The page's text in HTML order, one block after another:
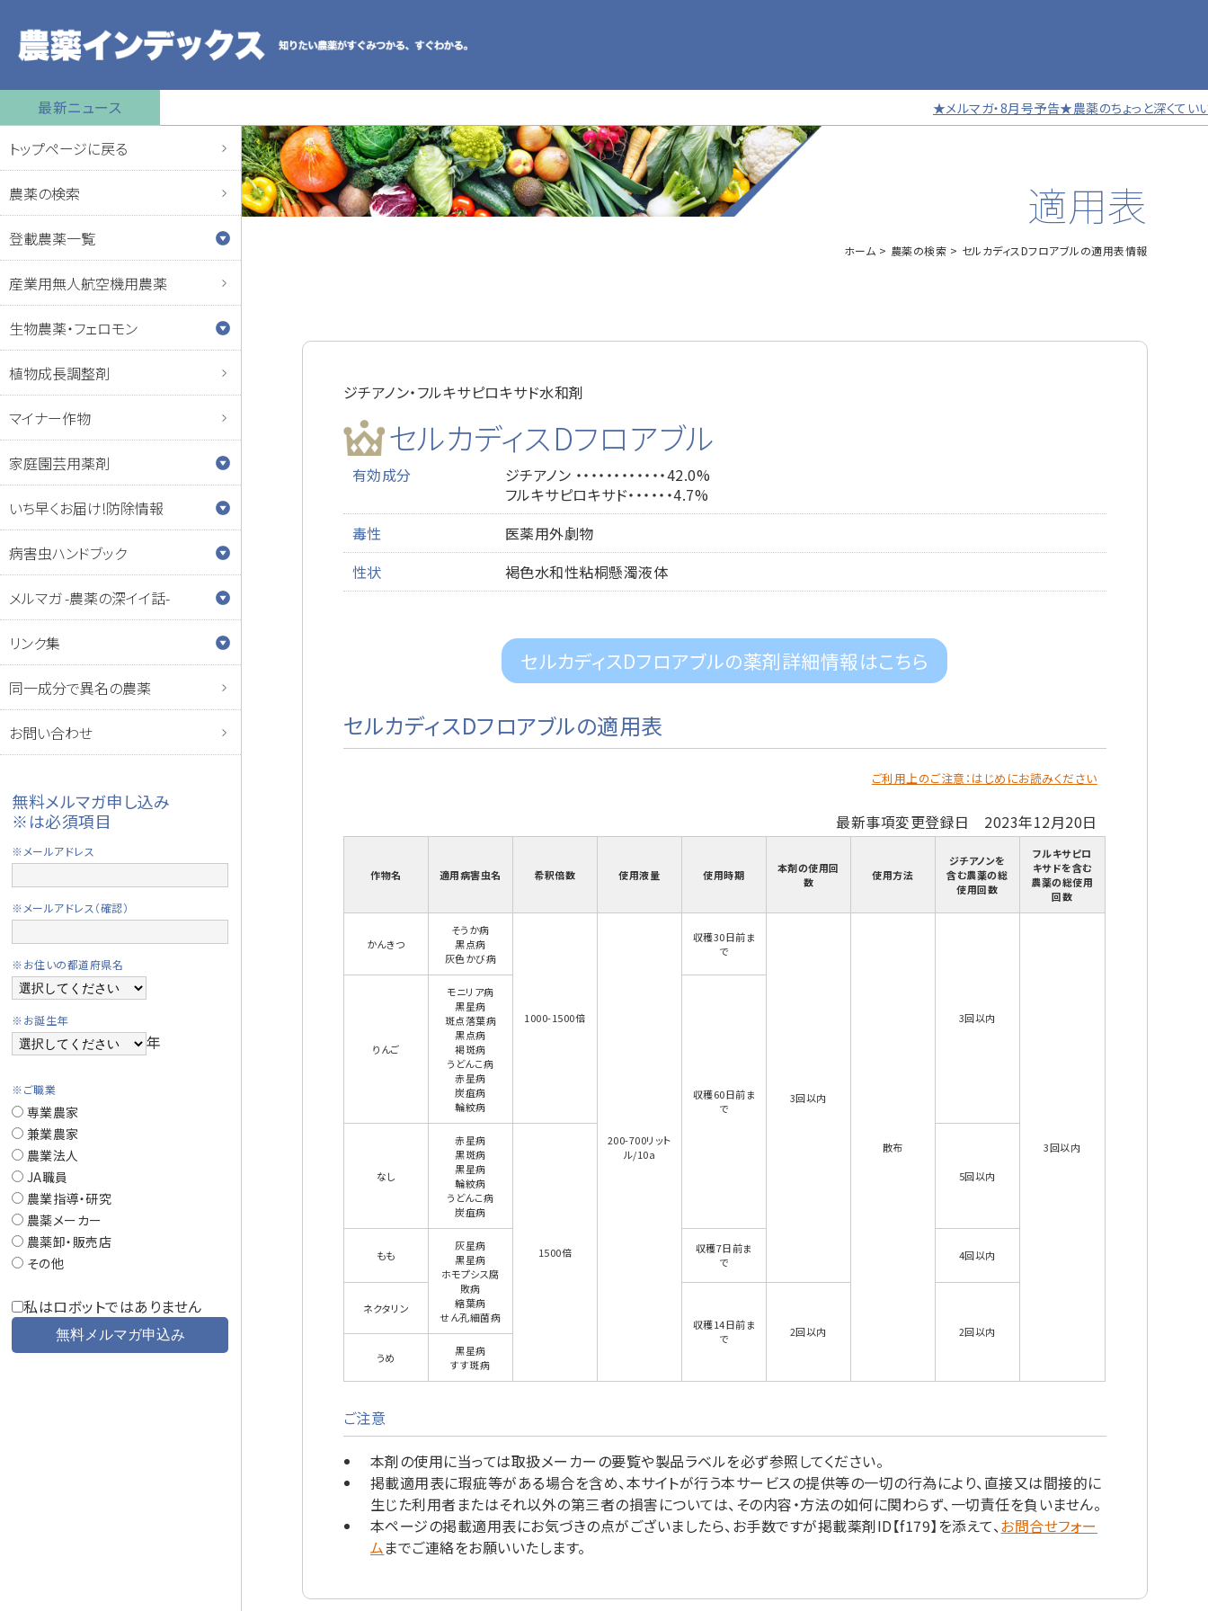
最新ニュース ★メルマガ・8月号予告★農薬のちょっと深くてい
トップページに戻る
農薬の検索
登載農薬一覧
産業用無人航空機用農薬
生物農薬・フェロモン
植物成長調整剤
マイナー作物
家庭園芸用薬剤
いち早くお届け!防除情報
病害虫ハンドブック
メルマガ -農薬の深イイ話-
リンク集
同一成分で異名の農薬
お問い合わせ
無料メルマガ申し込み
※は必須項目
※メールアドレス
※メールアドレス（確認）
※お住いの都道府県名
※お誕生年
年
※ご職業
専業農家
兼業農家
農業法人
JA職員
農業指導・研究
農薬メーカー
農薬卸・販売店
その他
私はロボットではありません
適用表
ホーム 農薬の検索 セルカディスDフロアブルの適用表情報
ジチアノン・フルキサピロキサド水和剤
セルカディスDフロアブル
有効成分
ジチアノン ・・・・・・・・・・・・42.0%
フルキサピロキサド・・・・・・4.7%
毒性
医薬用外劇物
性状
褐色水和性粘桐懸濁液体
セルカディスDフロアブルの薬剤詳細情報はこちら
セルカディスDフロアブルの適用表
ご利用上のご注意：はじめにお読みください
最新事項変更登録日 2023年12月20日
作物名 適用病害虫名 希釈倍数 使用液量 使用時期
本剤の使用回
数
使用方法
ジチアノンを
含む農薬の総
使用回数
フルキサピロ
キサドを含む
農薬の総使用
回数
かんきつ
そうか病
黒点病
灰色かび病
1000-1500倍
200-700リット
ル/10a
収穫30日前ま
で
3回以内
散布
3回以内
3回以内
りんご
モニリア病
黒星病
斑点落葉病
黒点病
褐斑病
うどんこ病
赤星病
炭疽病
輪紋病
収穫60日前ま
で
なし
赤星病
黒斑病
黒星病
輪紋病
うどんこ病
炭疽病
1500倍
5回以内
もも
灰星病
黒星病
ホモプシス腐
敗病
縮葉病
せん孔細菌病
収穫7日前ま
で
4回以内
ネクタリン
収穫14日前ま
で
2回以内
2回以内
うめ
黒星病
すす斑病
ご注意
本剤の使用に当っては取扱メーカーの要覧や製品ラベルを必ず参照してください。
掲載適用表に瑕疵等がある場合を含め、本サイトが行う本サービスの提供等の一切の行為により、直接又は間接的に
生じた利用者またはそれ以外の第三者の損害については、その内容・方法の如何に関わらず、一切責任を負いません。
本ページの掲載適用表にお気づきの点がございましたら、お手数ですが掲載薬剤ID【f179】を添えて、お問合せフォー
ムまでご連絡をお願いいたします。